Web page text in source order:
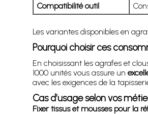
Compatibilité outil
Les variantes disponibles en
Pourquoi choisir ces
En choisissant les agrafes et
1000 unités vous assure un
avec les exigences de la
Cas d’usage selon vos
Fixer tissus et mousses pour la